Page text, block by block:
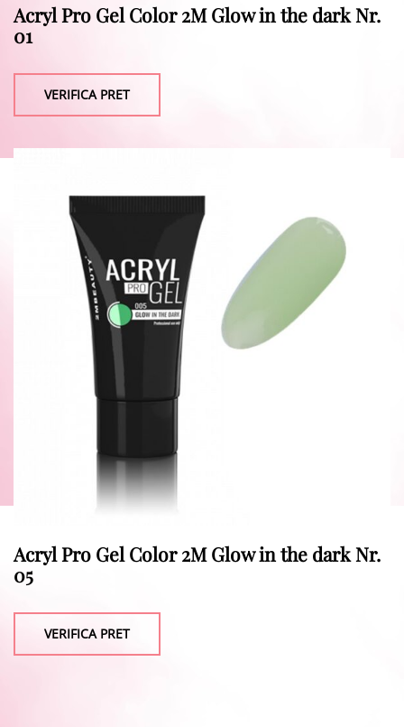
Acryl Pro Gel Color 2M Glow in the dark Nr.
01
VERIFICA PRET
Acryl Pro Gel Color 2M Glow in the dark Nr.
05
VERIFICA PRET